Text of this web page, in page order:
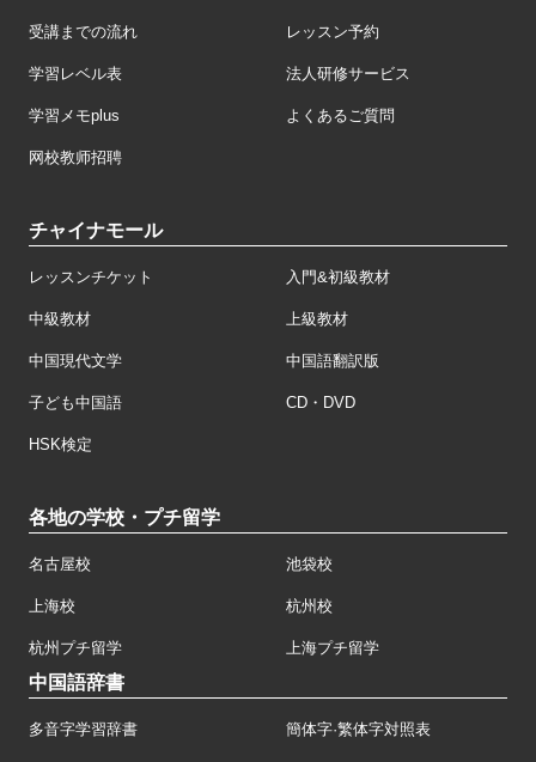
受講までの流れ レッスン予約
学習レベル表 法人研修サービス
学習メモplus よくあるご質問
网校教师招聘
チャイナモール
レッスンチケット 入門&初級教材
中級教材 上級教材
中国現代文学 中国語翻訳版
子ども中国語 CD・DVD
HSK検定
各地の学校・プチ留学
名古屋校 池袋校
上海校 杭州校
杭州プチ留学 上海プチ留学
中国語辞書
多音字学習辞書 簡体字·繁体字対照表